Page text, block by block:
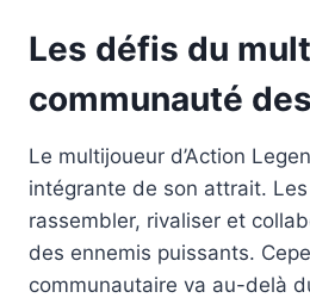
Les défis du
communauté
Le multijoueur d’Action
intégrante de son attrait.
rassembler, rivaliser et
des ennemis puissants.
communautaire va au-delà